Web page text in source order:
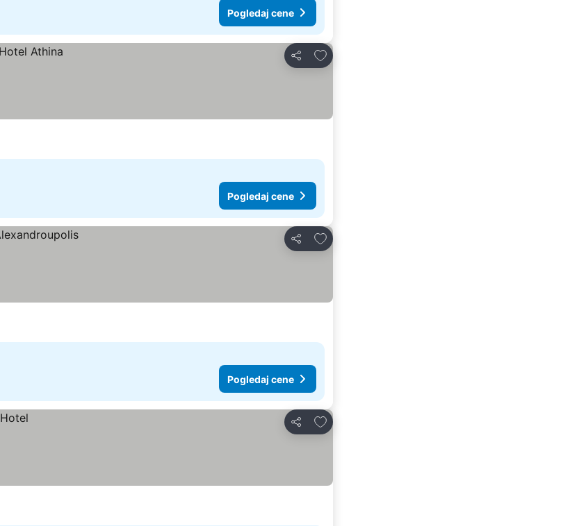
Pogledaj cene
Deli
Dodati u favorite
Pogledaj cene
Deli
Dodati u favorite
Pogledaj cene
Deli
Dodati u favorite